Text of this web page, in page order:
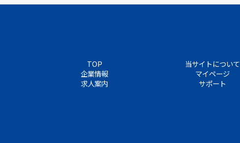
TOP 当サイトについて
企業情報
マイページ
求人案内
サポート